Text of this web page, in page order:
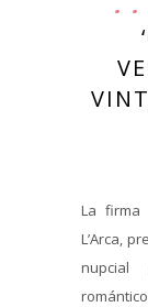
La firma
L’Arca,
nupcial